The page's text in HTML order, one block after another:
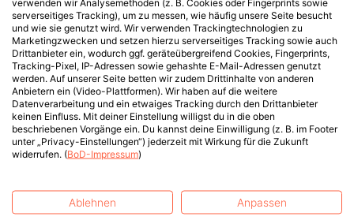
verwenden wir Analysemethoden (z. B. Cookies oder Fingerprints sowie
serverseitiges Tracking), um zu messen, wie häufig unsere Seite besucht
und wie sie genutzt wird. Wir verwenden Trackingtechnologien zu
Marketingzwecken und setzen hierzu serverseitiges Tracking sowie auch
Drittanbieter ein, wodurch ggf. geräteübergreifend Cookies, Fingerprints,
Tracking-Pixel, IP-Adressen sowie gehashte E-Mail-Adressen genutzt
werden. Auf unserer Seite betten wir zudem Drittinhalte von anderen
Anbietern ein (Video-Plattformen). Wir haben auf die weitere
Datenverarbeitung und ein etwaiges Tracking durch den Drittanbieter
keinen Einfluss. Mit deiner Einstellung willigst du in die oben
beschriebenen Vorgänge ein. Du kannst deine Einwilligung (z. B. im Footer
unter „Privacy-Einstellungen“) jederzeit mit Wirkung für die Zukunft
widerrufen. (BoD-Impressum)
Ablehnen Anpassen